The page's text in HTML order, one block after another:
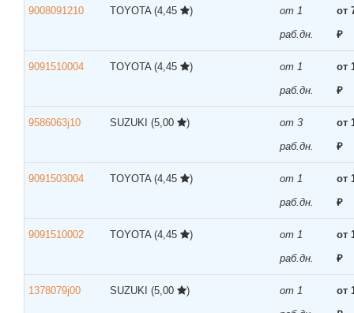
9008091210 TOYOTA (4,45 )
от 1
раб.дн.
от
₽
9091510004 TOYOTA (4,45 )
от 1
раб.дн.
от
₽
9586063j10 SUZUKI (5,00 )
от 3
раб.дн.
от
₽
9091503004 TOYOTA (4,45 )
от 1
раб.дн.
от
₽
9091510002 TOYOTA (4,45 )
от 1
раб.дн.
от
₽
1378079j00 SUZUKI (5,00 )
от 1
от